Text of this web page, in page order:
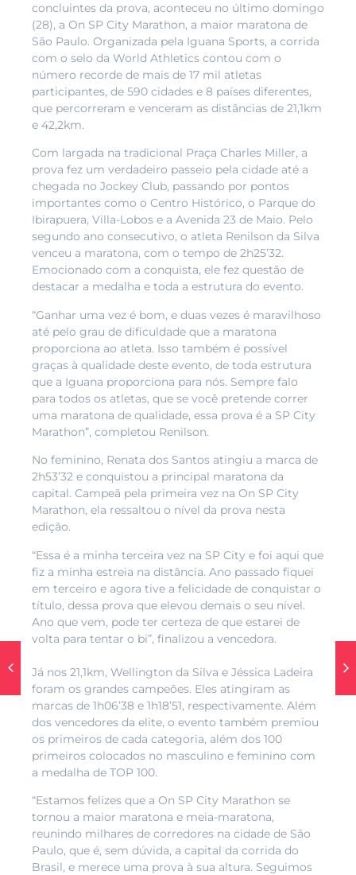
concluintes da prova, aconteceu no último domingo
(28), a On SP City Marathon, a maior maratona de
São Paulo. Organizada pela Iguana Sports, a corrida
com o selo da World Athletics contou com o
número recorde de mais de 17 mil atletas
participantes, de 590 cidades e 8 países diferentes,
que percorreram e venceram as distâncias de 21,1km
e 42,2km.
Com largada na tradicional Praça Charles Miller, a
prova fez um verdadeiro passeio pela cidade até a
chegada no Jockey Club, passando por pontos
importantes como o Centro Histórico, o Parque do
Ibirapuera, Villa-Lobos e a Avenida 23 de Maio. Pelo
segundo ano consecutivo, o atleta Renilson da Silva
venceu a maratona, com o tempo de 2h25’32.
Emocionado com a conquista, ele fez questão de
destacar a medalha e toda a estrutura do evento.
“Ganhar uma vez é bom, e duas vezes é maravilhoso
até pelo grau de dificuldade que a maratona
proporciona ao atleta. Isso também é possível
graças à qualidade deste evento, de toda estrutura
que a Iguana proporciona para nós. Sempre falo
para todos os atletas, que se você pretende correr
uma maratona de qualidade, essa prova é a SP City
Marathon”, completou Renilson.
No feminino, Renata dos Santos atingiu a marca de
2h53’32 e conquistou a principal maratona da
capital. Campeã pela primeira vez na On SP City
Marathon, ela ressaltou o nível da prova nesta
edição.
“Essa é a minha terceira vez na SP City e foi aqui que
fiz a minha estreia na distância. Ano passado fiquei
em terceiro e agora tive a felicidade de conquistar o
título, dessa prova que elevou demais o seu nível.
Ano que vem, pode ter certeza de que estarei de
volta para tentar o bi”, finalizou a vencedora.
Já nos 21,1km, Wellington da Silva e Jéssica Ladeira
foram os grandes campeões. Eles atingiram as
marcas de 1h06’38 e 1h18’51, respectivamente. Além
dos vencedores da elite, o evento também premiou
os primeiros de cada categoria, além dos 100
primeiros colocados no masculino e feminino com
a medalha de TOP 100.
“Estamos felizes que a On SP City Marathon se
tornou a maior maratona e meia-maratona,
reunindo milhares de corredores na cidade de São
Paulo, que é, sem dúvida, a capital da corrida do
Brasil, e merece uma prova à sua altura. Seguimos